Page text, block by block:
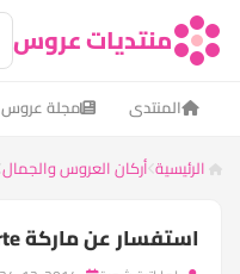
منتديات عروس
المنتدى مجلة عروس
الرئيسية أركان العروس والجمال
استفسار عن ماركة tarte